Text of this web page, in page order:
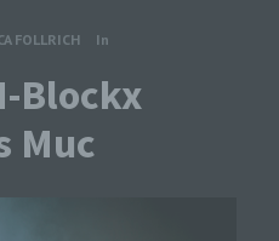
FOLLRICH In
Blockx
Muc